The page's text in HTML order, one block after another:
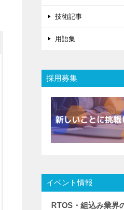
技術記事
用語集
採用募集
イベント情報
RTOS・組込み業界